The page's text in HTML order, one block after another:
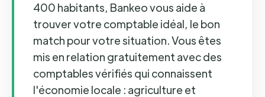
400 habitants, Bankeo vous aide à
trouver votre comptable idéal, le bon
match pour votre situation. Vous êtes
mis en relation gratuitement avec des
comptables vérifiés qui connaissent
l'économie locale : agriculture et